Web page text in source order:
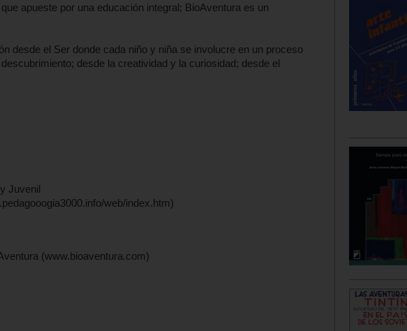
apueste por una educación integral; BioAventura es un
desde el Ser donde cada niño y niña se involucre en un proceso
desde la creatividad y la curiosidad; desde el
Juvenil
web/index.htm)
(www.bioaventura.com)